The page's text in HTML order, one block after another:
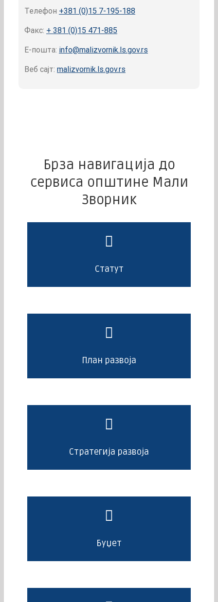
Телефон +381 (0)15 7-195-188
Факс: + 381 (0)15 471-885
Е-пошта: info@malizvornik.ls.gov.rs
Веб сајт: malizvornik.ls.gov.rs
Брза навигација до
сервиса општине Мали
Зворник
Статут
План развоја
Стратегија развоја
Буџет